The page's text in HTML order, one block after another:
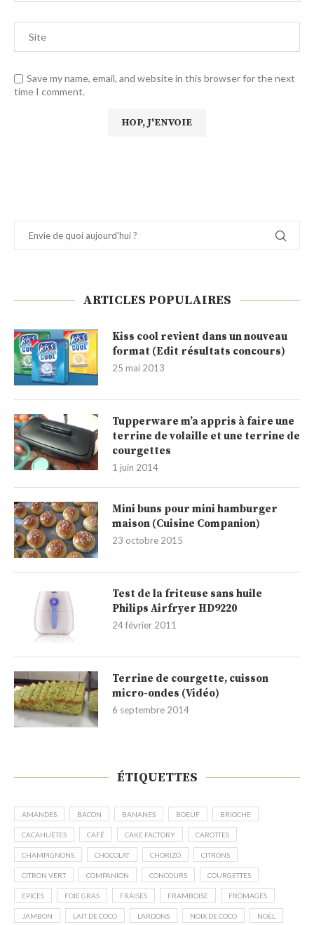
Save my name, email, and website in this browser for the next
time I comment.
ARTICLES POPULAIRES
Kiss cool revient dans un nouveau
format (Edit résultats concours)
25 mai 2013
Tupperware m’a appris à faire une
terrine de volaille et une terrine de
courgettes
1 juin 2014
Mini buns pour mini hamburger
maison (Cuisine Companion)
23 octobre 2015
Test de la friteuse sans huile
Philips Airfryer HD9220
24 février 2011
Terrine de courgette, cuisson
micro-ondes (Vidéo)
6 septembre 2014
ÉTIQUETTES
AMANDES BACON BANANES BOEUF BRIOCHE
CACAHUÈTES CAFÉ CAKE FACTORY CAROTTES
CHAMPIGNONS CHOCOLAT CHORIZO CITRONS
CITRON VERT COMPANION CONCOURS COURGETTES
EPICES FOIE GRAS FRAISES FRAMBOISE FROMAGES
JAMBON LAIT DE COCO LARDONS NOIX DE COCO NOËL